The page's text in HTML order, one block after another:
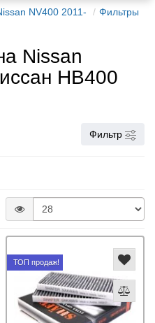
NV400 2011-
Фильтры
Nissan
НВ400
Фильтр
ТОП продаж!